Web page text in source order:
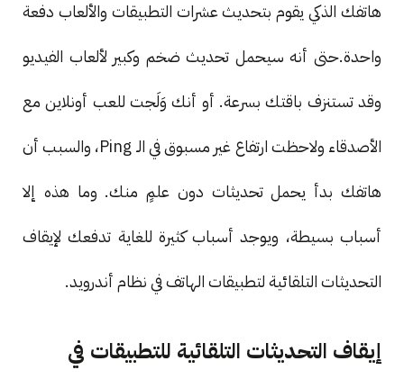
هاتفك الذكي يقوم بتحديث عشرات التطبيقات والألعاب دفعة
واحدة.حتى أنه سيحمل تحديث ضخم وكبير لألعاب الفيديو
وقد تستنزف باقتك بسرعة. أو أنك وَلَجت للعب أونلاين مع
الأصدقاء ولاحظت ارتفاع غير مسبوق في الـ Ping، والسبب أن
هاتفك بدأ يحمل تحديثات دون علمٍ منك. وما هذه إلا
أسباب بسيطة، ويوجد أسباب كثيرة للغاية تدفعك لإيقاف
التحديثات التلقائية لتطبيقات الهاتف في نظام أندرويد.
إيقاف التحديثات التلقائية للتطبيقات في